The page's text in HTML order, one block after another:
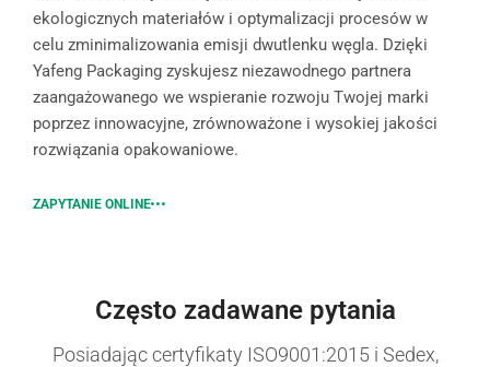
ekologicznych materiałów i optymalizacji procesów w
celu zminimalizowania emisji dwutlenku węgla. Dzięki
Yafeng Packaging zyskujesz niezawodnego partnera
zaangażowanego we wspieranie rozwoju Twojej marki
poprzez innowacyjne, zrównoważone i wysokiej jakości
rozwiązania opakowaniowe.
ZAPYTANIE ONLINE
Często zadawane pytania
Posiadając certyfikaty ISO9001:2015 i Sedex,